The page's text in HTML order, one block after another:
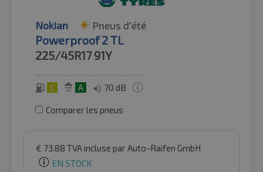
Nokian Pneus d'été
Powerproof 2 TL
225/45R17 91Y
C A 70 dB
Comparer les pneus
€ 73.88 TVA incluse par Auto-Raifen GmbH
EN STOCK